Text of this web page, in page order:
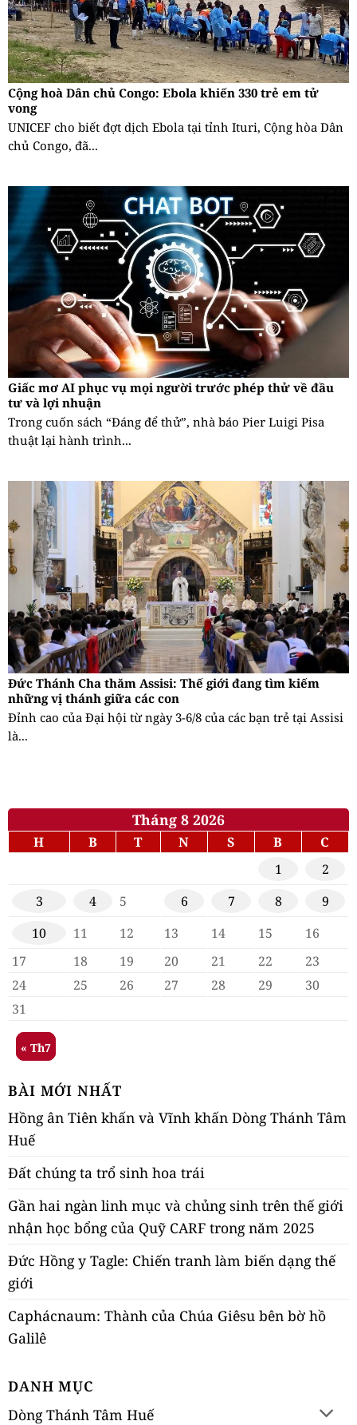
Cộng hoà Dân chủ Congo: Ebola khiến 330 trẻ em tử
vong
UNICEF cho biết đợt dịch Ebola tại tỉnh Ituri, Cộng hòa Dân
chủ Congo, đã...
Giấc mơ AI phục vụ mọi người trước phép thử về đầu
tư và lợi nhuận
Trong cuốn sách “Đáng để thử”, nhà báo Pier Luigi Pisa
thuật lại hành trình...
Đức Thánh Cha thăm Assisi: Thế giới đang tìm kiếm
những vị thánh giữa các con
Đỉnh cao của Đại hội từ ngày 3-6/8 của các bạn trẻ tại Assisi
là...
Tháng 8 2026
H B T N S B
C
1
2
3
4 5 6 7 8
9
10
11 12 13 14 15
16
17
18 19 20 21 22
23
24
25 26 27 28 29
30
31
« Th7
BÀI MỚI NHẤT
Hồng ân Tiên khấn và Vĩnh khấn Dòng Thánh Tâm
Huế
Đất chúng ta trổ sinh hoa trái
Gần hai ngàn linh mục và chủng sinh trên thế giới
nhận học bổng của Quỹ CARF trong năm 2025
Đức Hồng y Tagle: Chiến tranh làm biến dạng thế
giới
Caphácnaum: Thành của Chúa Giêsu bên bờ hồ
Galilê
DANH MỤC
Dòng Thánh Tâm Huế